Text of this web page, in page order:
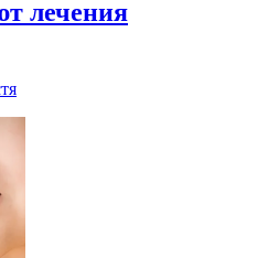
лечения